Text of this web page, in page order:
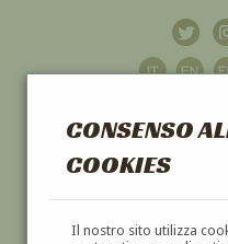
CONSENSO
COOKIES
Il nostro sito utilizza